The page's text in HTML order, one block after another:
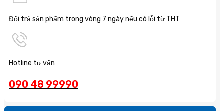
Đổi trả sản phẩm trong vòng 7 ngày nếu có lỗi từ THT
Hotline tư vấn
090 48 99990